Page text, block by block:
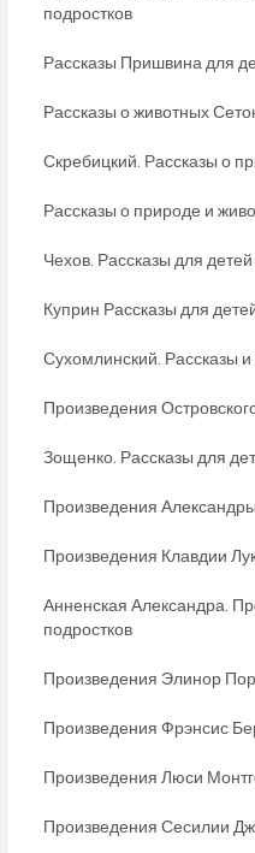
подростков
Рассказы Пришвина для
Рассказы о животных
Скребицкий. Рассказы о
Рассказы о природе и
Чехов. Рассказы для детей
Куприн Рассказы для
Сухомлинский. Рассказы и
Произведения
Зощенко. Рассказы для
Произведения
Произведения Клавдии
Анненская Александра.
подростков
Произведения Элинор
Произведения Фрэнсис
Произведения Люси
Произведения Сесилии